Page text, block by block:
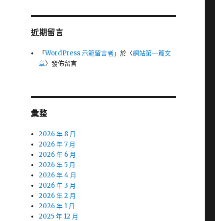
近期留言
「WordPress 示範留言者」於〈網站第一篇文
章〉發佈留言
彙整
2026 年 8 月
2026 年 7 月
2026 年 6 月
2026 年 5 月
2026 年 4 月
2026 年 3 月
2026 年 2 月
2026 年 1 月
2025 年 12 月